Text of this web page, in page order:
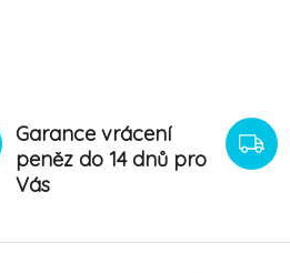
Garance vrácení
peněz do 14 dnů pro
Vás